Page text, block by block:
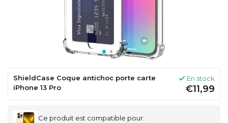
ShieldCase Coque antichoc porte carte
iPhone 13 Pro
En stock
€11,99
Ce produit est compatible pour: